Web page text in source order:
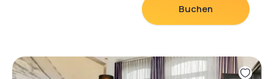
Zimmer mit modernen Möbeln und Klimaanlage. Auf
Anfrage erhalten Sie eine Nespresso-Kaffeemaschine
Buchen